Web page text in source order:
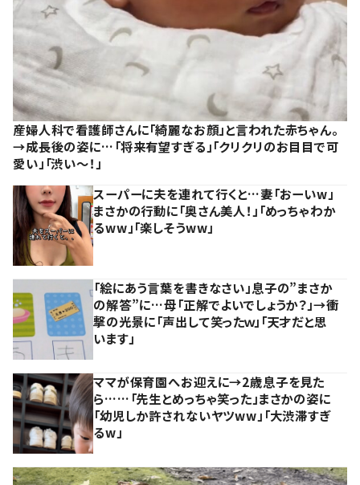
産婦人科で看護師さんに「綺麗なお顔」と言われた赤ちゃん。
→成長後の姿に…「将来有望すぎる」「クリクリのお目目で可
愛い」「渋い～！」
スーパーに夫を連れて行くと…妻「おーいw」
まさかの行動に「奥さん美人！」「めっちゃわか
るww」「楽しそうww」
「絵にあう言葉を書きなさい」息子の”まさか
の解答”に…母「正解でよいでしょうか？」→衝
撃の光景に「声出して笑ったｗ」「天才だと思
います」
ママが保育園へお迎えに→2歳息子を見た
ら……「先生とめっちゃ笑った」まさかの姿に
「幼児しか許されないヤツww」「大渋滞すぎ
るw」